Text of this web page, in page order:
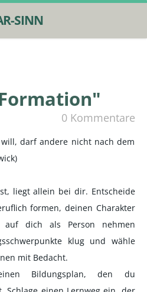
SINN
0 Kommentare
darf andere nicht nach dem
liegt allein bei dir. Entscheide
formen, deinen Charakter
auf dich als Person nehmen
klug und wähle
mit Bedacht.
Bildungsplan, den du